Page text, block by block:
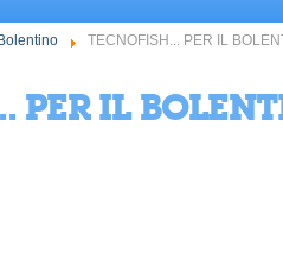
Bolentino TECNOFISH... PER IL
PER IL